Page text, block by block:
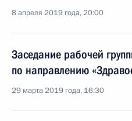
8 апреля 2019 года, 20:00
Заседание рабочей
по направлению
29 марта 2019 года, 16:30